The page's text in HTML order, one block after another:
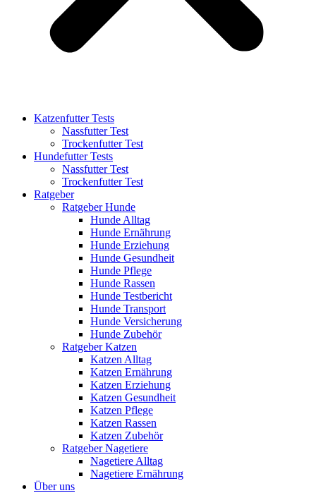
Katzenfutter Tests
Nassfutter Test
Trockenfutter Test
Hundefutter Tests
Nassfutter Test
Trockenfutter Test
Ratgeber
Ratgeber Hunde
Hunde Alltag
Hunde Ernährung
Hunde Erziehung
Hunde Gesundheit
Hunde Pflege
Hunde Rassen
Hunde Testbericht
Hunde Transport
Hunde Versicherung
Hunde Zubehör
Ratgeber Katzen
Katzen Alltag
Katzen Ernährung
Katzen Erziehung
Katzen Gesundheit
Katzen Pflege
Katzen Rassen
Katzen Zubehör
Ratgeber Nagetiere
Nagetiere Alltag
Nagetiere Ernährung
Über uns